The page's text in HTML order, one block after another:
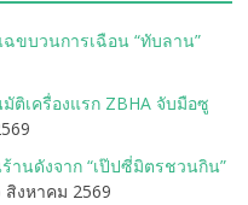
ขบวนการเฉือน “ทับลาน”
ติเครื่องแรก ZBHA จับมือซู
นดังจาก “เป๊ปซี่มิตรชวนกิน”
สิงหาคม 2569